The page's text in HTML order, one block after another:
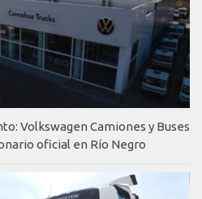
Volkswagen Camiones y Buses
oficial en Río Negro